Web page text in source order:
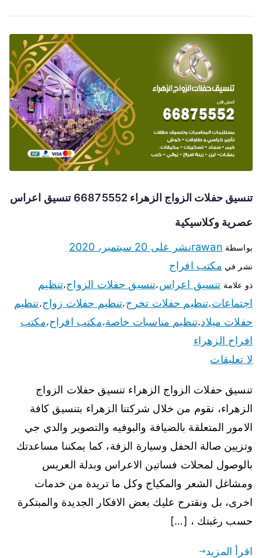
تنسيق حفلات الزواج الزهراء 66875552 تنسيق اعراس
عصرية وكلاسيكية
بواسطة rawanنشر على 20 سبتمبر، 2020
نشر في مكتب افراح
ذو علامة تنسيق اعراس،تنسيق حفلات الزواج،تنظيم
اجتماعات،تنظيم حفلات تخرج،تنظيم حفلات زواج،تنظيم
حفلات ميلاد،تنظيم مناسبات خاصة،مكتب افراح،مكتب
افراح الزهراء
لا تعليقات
تنسيق حفلات الزواج الزهراء تنسيق حفلات الزواج
الزهراء، نقوم من خلال شركتنا الزهراء بتنسيق كافة
الامور المتعلقة بالضيافة والبوفيه والتصوير والدي جي
وتزيين صالة الحفل وسيارة الزفة، كما يمكننا مساعدتك
بالوصول لمحلات فساتين الاعراس وبدلة العريس
ومشاغل الشعر والمكياج وكل ما تريدة من خدمات
اخرى، بل ونقترح عليك بعض الافكار الجديدة والمبتكرة
حسب رغبتك ، […]
اقرأ المزيد